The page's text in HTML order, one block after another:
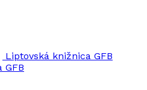
Liptovská knižnica GFB
GFB